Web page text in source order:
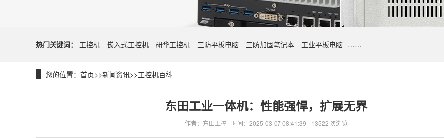
热门关键词： 工控机 嵌入式工控机 研华工控机 三防平板电脑 三防加固笔记本 工业平板电脑 ……
您的位置： 首页>>新闻资讯>>工控机百科
东田工业一体机：性能强悍，扩展无界
作者：东田工控 时间：2025-03-07 08:41:39 13522 次浏览